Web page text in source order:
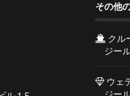
その他
クル
ジー
ウェ